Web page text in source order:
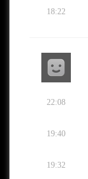
18:22
22:08
19:40
19:32